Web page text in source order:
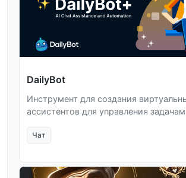
DailyBot
Инструмент для создания
ассистентов для управления
Чат